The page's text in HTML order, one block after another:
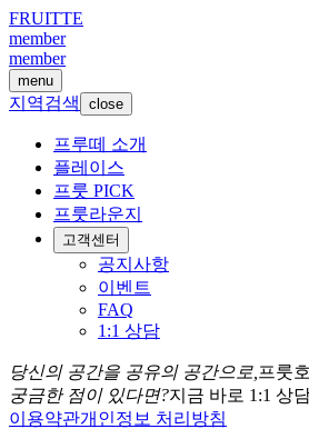
FRUITTE
member
member
menu
지역검색 close
프루떼 소개
플레이스
프룻 PICK
프룻라운지
고객센터
공지사항
이벤트
FAQ
1:1 상담
당신의 공간을 공유의 공간으로, 프룻
궁금한 점이 있다면?지금 바로 1:1 상
이용약관개인정보 처리방침